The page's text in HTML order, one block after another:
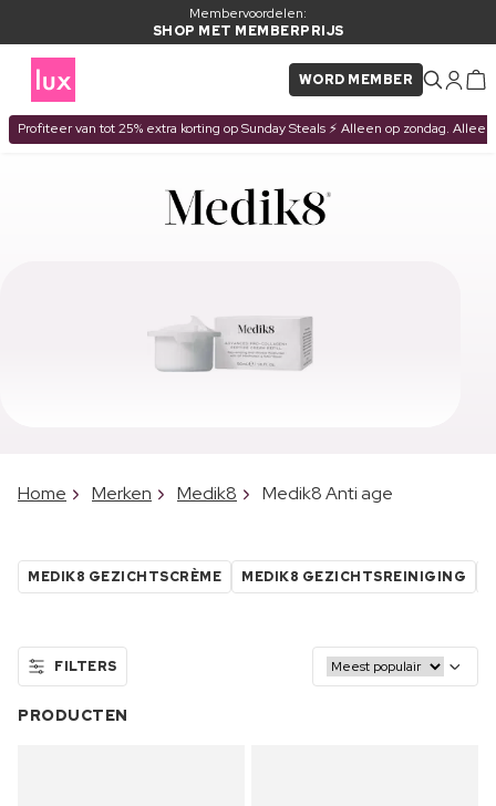
Membervoordelen:
SHOP MET MEMBERPRIJS
WORD MEMBER
Profiteer van tot 25% extra korting op Sunday Steals ⚡ Alleen op zondag.
Home Merken Medik8 Medik8 Anti age
MEDIK8 GEZICHTSCRÈME MEDIK8 GEZICHTSREINIGING
FILTERS
PRODUCTEN